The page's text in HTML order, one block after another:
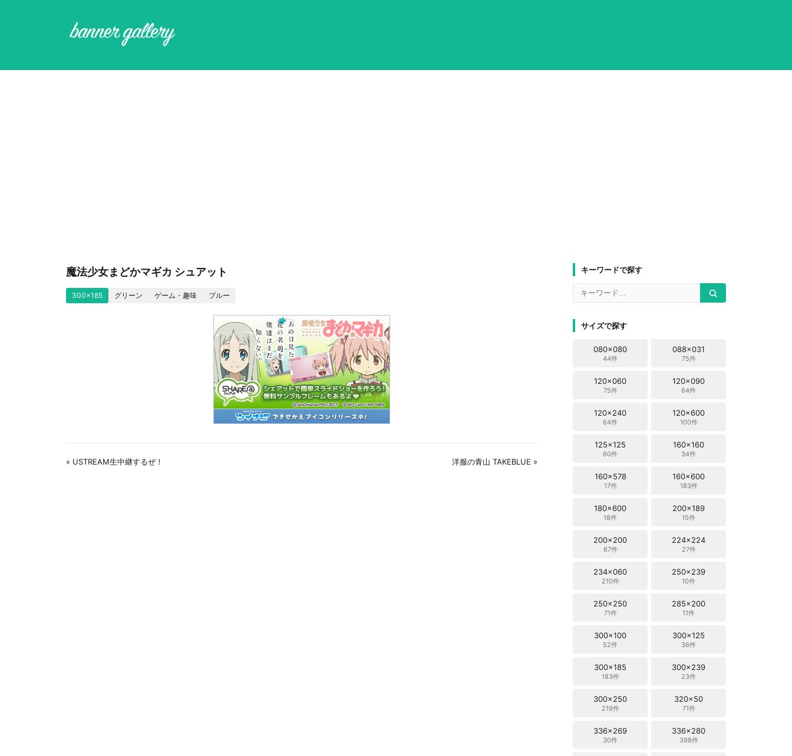
魔法少女まどかマギカ シュアット
300x185 グリーン ゲーム・趣味 ブルー
« USTREAM生中継するぜ！ 洋服の青山 TAKEBLUE »
キーワードで探す
サイズで探す
080x080
44件
088x031
75件
120x060
75件
120x090
64件
120x240
64件
120x600
100件
125x125
60件
160x160
34件
160x578
17件
160x600
183件
180x600
18件
200x189
15件
200x200
67件
224x224
27件
234x060
210件
250x239
10件
250x250
71件
285x200
11件
300x100
52件
300x125
36件
300x185
183件
300x239
23件
300x250
219件
320x50
71件
336x269
30件
336x280
398件